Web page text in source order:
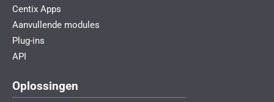
Centix Apps
Aanvullende modules
Plug-ins
API
Oplossingen